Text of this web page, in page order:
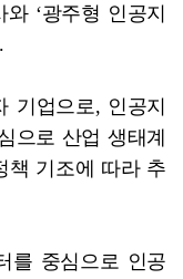
‘광주형 인공지
기업으로, 인공지
으로 산업 생태계
책 기조에 따라 추
를 중심으로 인공